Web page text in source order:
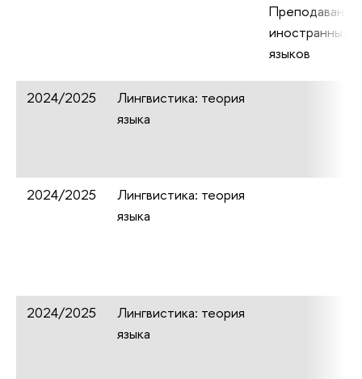
Преподавание
иностранных
языков
2024/2025
Лингвистика: теория
языка
2024/2025
Лингвистика: теория
языка
2024/2025
Лингвистика: теория
языка